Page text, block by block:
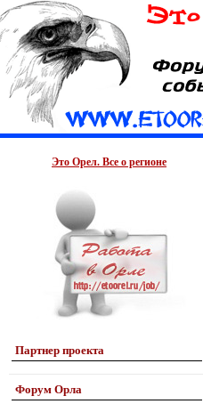
Это Орел. Все о регионе
Партнер проекта
Форум Орла